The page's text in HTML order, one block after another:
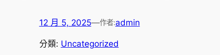
12 月 5, 2025—作者:admin
分類: Uncategorized